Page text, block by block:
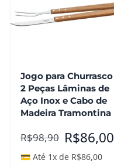
Jogo para Churrasco
2 Peças Lâminas de
Aço Inox e Cabo de
Madeira Tramontina
R$98,90 R$86,00
💳 Até 1x de R$86,00